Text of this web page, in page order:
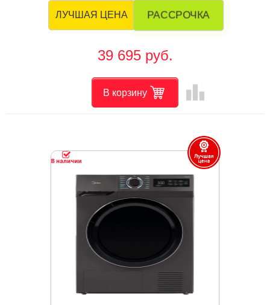
ЛУЧШАЯ ЦЕНА РАССРОЧКА
39 695 руб.
В корзину leaderboard